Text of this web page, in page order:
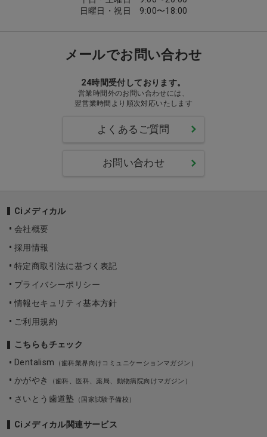
日曜日・祝日 9:00〜18:00
メールでお問い合わせ
24時間受付しております。
営業時間外のお問い合わせには、
翌営業時間より順次対応いたします
よくあるご質問
お問い合わせ
Ciメディカル
会社概要
採用情報
特定商取引法に基づく表記
プライバシーポリシー
情報セキュリティ基本方針
ご利用規約
こちらもチェック
Dentalism
（歯科業界向けコミュニケーションマガジン）
かがやき （歯科、医科、薬局、動物病院向けマガジン）
さいとう歯道塾 （国家試験予備校）
Ciメディカル関連サービス